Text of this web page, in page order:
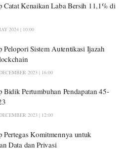
Catat Kenaikan Laba Bersih 11,1% di
2024 | 10:00
Pelopori Sistem Autentikasi Ijazah
2023 | 16:00
Bidik Pertumbuhan Pendapatan 45-
2023 | 12:00
Pertegas Komitmennya untuk
Data dan Privasi